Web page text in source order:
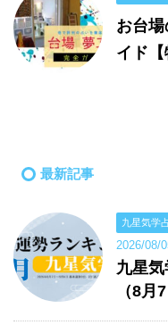
お台
イド【
最新記事
九星気学
2026/08/
九星
（8月